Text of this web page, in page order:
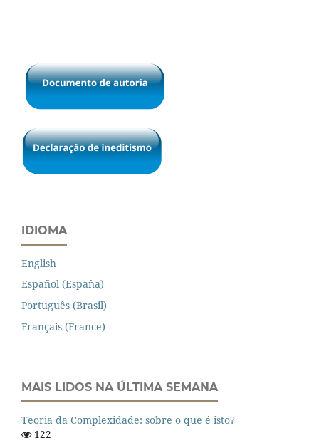
IDIOMA
English
Español (España)
Português (Brasil)
Français (France)
MAIS LIDOS NA ÚLTIMA SEMANA
Teoria da Complexidade: sobre o que é isto?
122